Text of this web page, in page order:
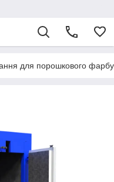
для порошкового